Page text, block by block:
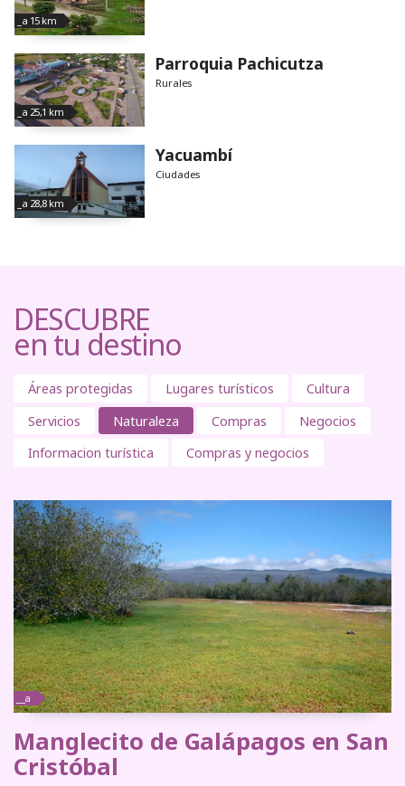
_a 15 km
_a 25,1 km
Parroquia Pachicutza
Rurales
_a 28,8 km
Yacuambí
Ciudades
DESCUBRE
en tu destino
Áreas protegidas Lugares turísticos
Cultura
Servicios
Naturaleza Compras
Negocios
Informacion turística
Compras y negocios
__a
Manglecito de Galápagos en San
Cristóbal